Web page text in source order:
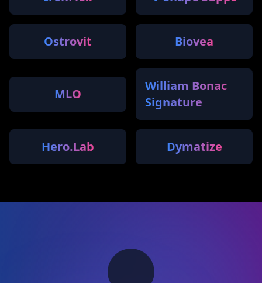
Ostrovit Biovea
MLO
William Bonac
Signature
Hero.Lab Dymatize